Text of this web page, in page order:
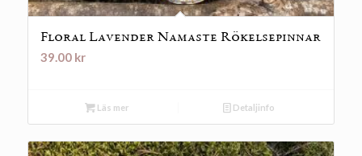
Floral Lavender Namaste Rökelsepinnar
39.00 kr
Läs mer Detaljinfo